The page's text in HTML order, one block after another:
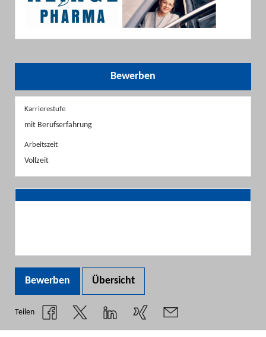
Bewerben
Karrierestufe
mit Berufserfahrung
Arbeitszeit
Vollzeit
Bewerben Übersicht
Teilen